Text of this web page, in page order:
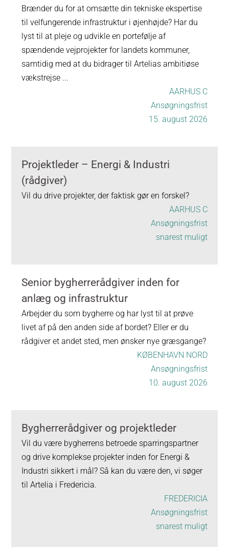
Brænder du for at omsætte din tekniske ekspertise
til velfungerende infrastruktur i øjenhøjde? Har du
lyst til at pleje og udvikle en portefølje af
spændende vejprojekter for landets kommuner,
samtidig med at du bidrager til Artelias ambitiøse
vækstrejse ...
AARHUS C
Ansøgningsfrist
15. august 2026
Projektleder – Energi & Industri
(rådgiver)
Vil du drive projekter, der faktisk gør en forskel?
AARHUS C
Ansøgningsfrist
snarest muligt
Senior bygherrerådgiver inden for
anlæg og infrastruktur
Arbejder du som bygherre og har lyst til at prøve
livet af på den anden side af bordet? Eller er du
rådgiver et andet sted, men ønsker nye græsgange?
KØBENHAVN NORD
Ansøgningsfrist
10. august 2026
Bygherrerådgiver og projektleder
Vil du være bygherrens betroede sparringspartner
og drive komplekse projekter inden for Energi &
Industri sikkert i mål? Så kan du være den, vi søger
til Artelia i Fredericia.
FREDERICIA
Ansøgningsfrist
snarest muligt